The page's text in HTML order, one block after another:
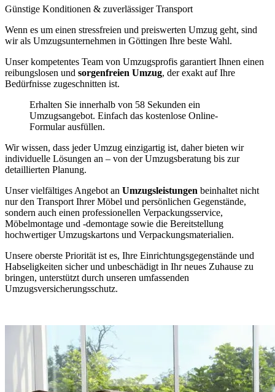
Günstige Konditionen & zuverlässiger Transport
Wenn es um einen stressfreien und preiswerten Umzug geht, sind
wir als Umzugsunternehmen in Göttingen Ihre beste Wahl.
Unser kompetentes Team von Umzugsprofis garantiert Ihnen einen
reibungslosen und sorgenfreien Umzug, der exakt auf Ihre
Bedürfnisse zugeschnitten ist.
Erhalten Sie innerhalb von 58 Sekunden ein
Umzugsangebot. Einfach das kostenlose Online-
Formular ausfüllen.
Wir wissen, dass jeder Umzug einzigartig ist, daher bieten wir
individuelle Lösungen an – von der Umzugsberatung bis zur
detaillierten Planung.
Unser vielfältiges Angebot an Umzugsleistungen beinhaltet nicht
nur den Transport Ihrer Möbel und persönlichen Gegenstände,
sondern auch einen professionellen Verpackungsservice,
Möbelmontage und -demontage sowie die Bereitstellung
hochwertiger Umzugskartons und Verpackungsmaterialien.
Unsere oberste Priorität ist es, Ihre Einrichtungsgegenstände und
Habseligkeiten sicher und unbeschädigt in Ihr neues Zuhause zu
bringen, unterstützt durch unseren umfassenden
Umzugsversicherungsschutz.